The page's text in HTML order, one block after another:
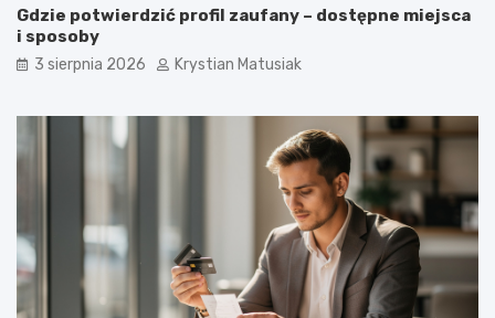
Gdzie potwierdzić profil zaufany – dostępne miejsca
i sposoby
3 sierpnia 2026 Krystian Matusiak